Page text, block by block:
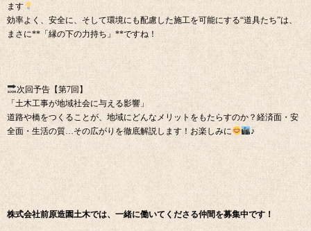
ます
効率よく、安全に、そして環境にも配慮した施工を可能にする“道具たち”は、
まさに**「縁の下の力持ち」**ですね！
次回予告【第7回】
「土木工事が地域社会に与える影響」
道路や橋をつくることが、地域にどんなメリットをもたらすのか？経済面・安
全面・生活の質…その広がりを徹底解説します！お楽しみに
♪
株式会社前原造園土木では、一緒に働いてくださる仲間を募集中です！